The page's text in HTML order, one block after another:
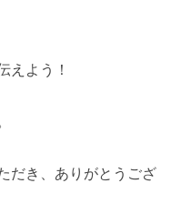
えよう！
だき、ありがとうござ